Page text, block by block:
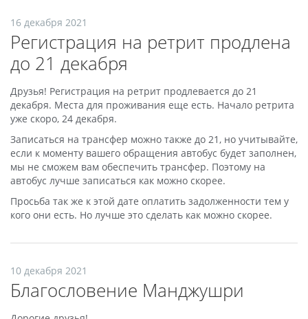
16 декабря 2021
Регистрация на ретрит продлена
до 21 декабря
Друзья! Регистрация на ретрит продлевается до 21
декабря. Места для проживания еще есть. Начало ретрита
уже скоро, 24 декабря.
Записаться на трансфер можно также до 21, но учитывайте,
если к моменту вашего обращения автобус будет заполнен,
мы не сможем вам обеспечить трансфер. Поэтому на
автобус лучше записаться как можно скорее.
Просьба так же к этой дате оплатить задолженности тем у
кого они есть. Но лучше это сделать как можно скорее.
10 декабря 2021
Благословение Манджушри